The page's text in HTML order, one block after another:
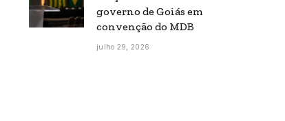
governo de Goiás em
convenção do MDB
julho 29, 2026